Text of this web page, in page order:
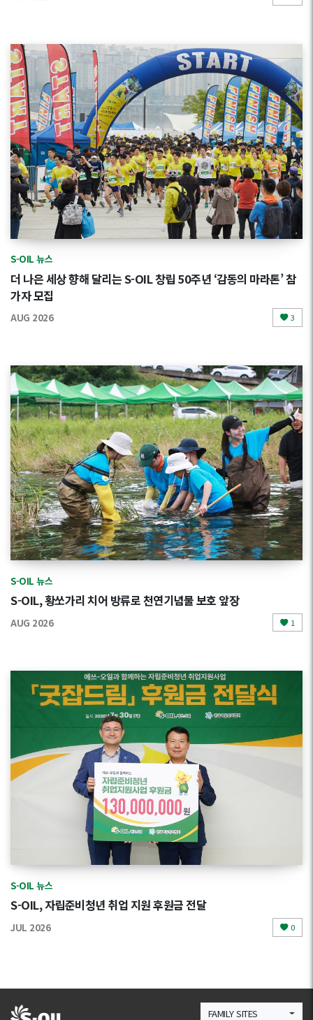
S-OIL 뉴스
더 나은 세상 향해 달리는 S-OIL 창립 50주년 ‘감동의 마라톤’ 참
가자 모집
AUG 2026 3
S-OIL 뉴스
S-OIL, 황쏘가리 치어 방류로 천연기념물 보호 앞장
AUG 2026 1
S-OIL 뉴스
S-OIL, 자립준비청년 취업 지원 후원금 전달
JUL 2026 0
FAMILY SITES